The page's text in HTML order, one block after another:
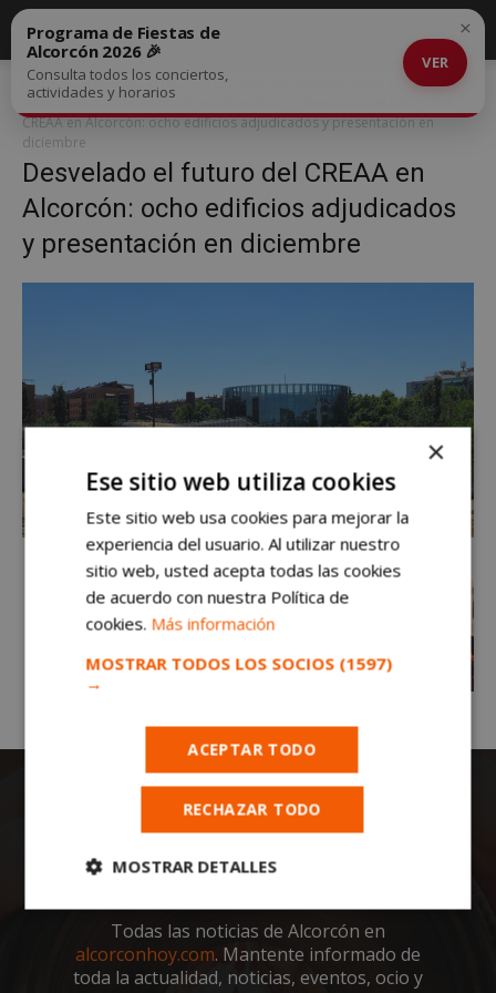
Inicio
Desvelado el futuro del CREAA en Alcorcón: ocho edificios
adjudicados y presentación en diciembre
CREAA en Alcorcón: ocho edificios adjudicados y presentación en
diciembre
Desvelado el futuro del CREAA en
Alcorcón: ocho edificios adjudicados
y presentación en diciembre
Programa de Fiestas de
Alcorcón 2026 🎉
Consulta todos los conciertos,
actividades y horarios
VER
×
Todas las noticias de Alcorcón en
alcorconhoy.com. Mantente informado de
toda la actualidad, noticias, eventos, ocio y
×
Ese sitio web utiliza cookies
Este sitio web usa cookies para mejorar la
experiencia del usuario. Al utilizar nuestro
sitio web, usted acepta todas las cookies
de acuerdo con nuestra Política de
cookies. Más información
MOSTRAR TODOS LOS SOCIOS (1597)
→
ACEPTAR TODO
RECHAZAR TODO
MOSTRAR DETALLES
Cookies
estrictamente
necesarias
Cookies de
rendimiento